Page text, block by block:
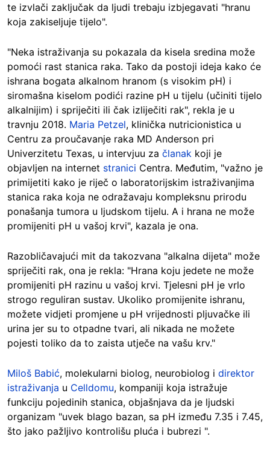
te izvlači zaključak da ljudi trebaju izbjegavati "hranu
koja zakiseljuje tijelo".
"Neka istraživanja su pokazala da kisela sredina može
pomoći rast stanica raka. Tako da postoji ideja kako će
ishrana bogata alkalnom hranom (s visokim pH) i
siromašna kiselom podići razine pH u tijelu (učiniti tijelo
alkalnijim) i spriječiti ili čak izliječiti rak", rekla je u
travnju 2018. Maria Petzel, klinička nutricionistica u
Centru za proučavanje raka MD Anderson pri
Univerzitetu Texas, u intervjuu za članak koji je
objavljen na internet stranici Centra. Međutim, "važno je
primijetiti kako je riječ o laboratorijskim istraživanjima
stanica raka koja ne odražavaju kompleksnu prirodu
ponašanja tumora u ljudskom tijelu. A i hrana ne može
promijeniti pH u vašoj krvi", kazala je ona.
Razobličavajući mit da takozvana "alkalna dijeta" može
spriječiti rak, ona je rekla: "Hrana koju jedete ne može
promijeniti pH razinu u vašoj krvi. Tjelesni pH je vrlo
strogo reguliran sustav. Ukoliko promijenite ishranu,
možete vidjeti promjene u pH vrijednosti pljuvačke ili
urina jer su to otpadne tvari, ali nikada ne možete
pojesti toliko da to zaista utječe na vašu krv."
Miloš Babić, molekularni biolog, neurobiolog i direktor
istraživanja u Celldomu, kompaniji koja istražuje
funkciju pojedinih stanica, objašnjava da je ljudski
organizam "uvek blago bazan, sa pH između 7.35 i 7.45,
što jako pažljivo kontrolišu pluća i bubrezi ".